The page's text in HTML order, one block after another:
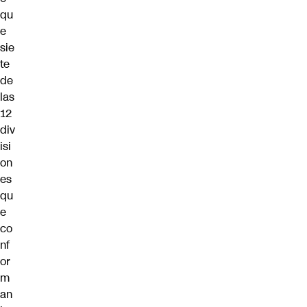
qu
e
sie
te
de
las
12
div
isi
on
es
qu
e
co
nf
or
m
an